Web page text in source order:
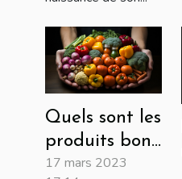
Quels sont les
produits bons
pour la santé
17 mars 2023